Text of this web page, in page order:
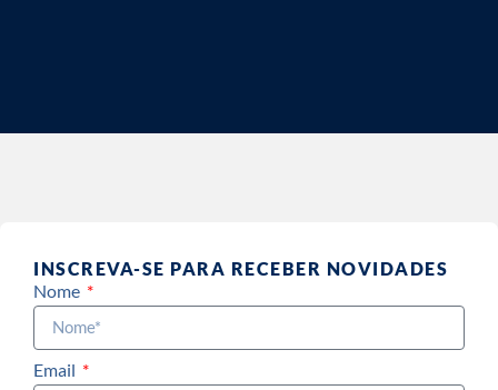
INSCREVA-SE PARA RECEBER NOVIDADES
Nome
Email